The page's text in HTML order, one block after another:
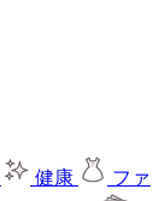
健康
ファ